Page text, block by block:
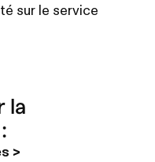
sur le service
la
>